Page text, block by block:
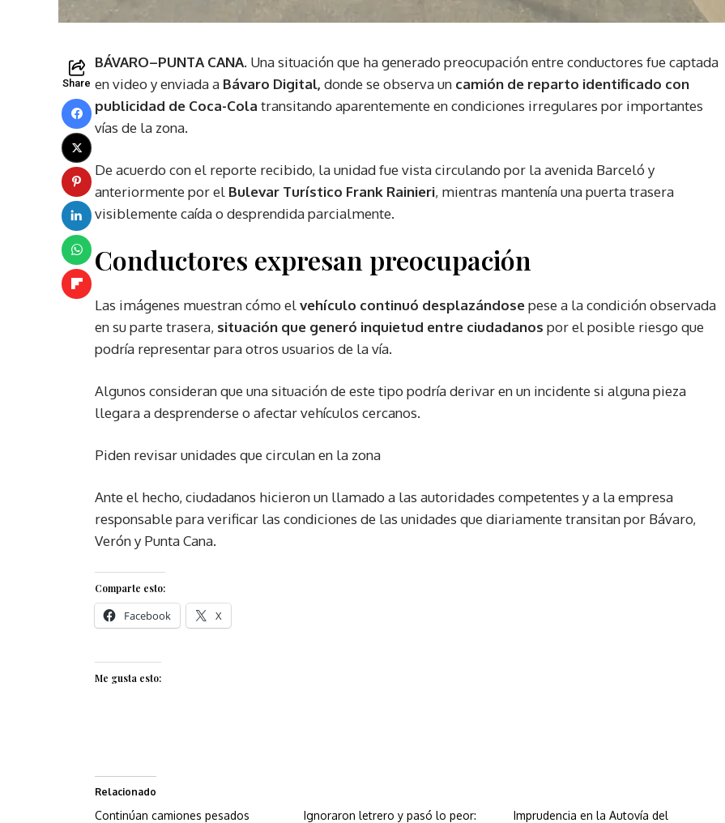
Share
BÁVARO–PUNTA CANA. Una situación que ha generado preocupación entre conductores fue captada
en video y enviada a Bávaro Digital, donde se observa un camión de reparto identificado con
publicidad de Coca-Cola transitando aparentemente en condiciones irregulares por importantes
vías de la zona.
De acuerdo con el reporte recibido, la unidad fue vista circulando por la avenida Barceló y
anteriormente por el Bulevar Turístico Frank Rainieri, mientras mantenía una puerta trasera
visiblemente caída o desprendida parcialmente.
Conductores expresan preocupación
Las imágenes muestran cómo elvehículo continuó desplazándosepese a la condición observada
en su parte trasera, situación que generó inquietud entre ciudadanos por el posible riesgo que
podría representar para otros usuarios de la vía.
Algunos consideran que una situación de este tipo podría derivar en un incidente si alguna pieza
llegara a desprenderse o afectar vehículos cercanos.
Piden revisar unidades que circulan en la zona
Ante el hecho, ciudadanos hicieron un llamado a las autoridades competentes y a la empresa
responsable para verificar las condiciones de las unidades que diariamente transitan por Bávaro,
Verón y Punta Cana.
Comparte esto:
Facebook X
Me gusta esto:
Relacionado
Continúan camiones pesados
Ignoraron letrero y pasó lo peor:
Imprudencia en la Autovía del